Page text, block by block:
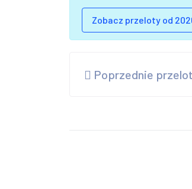
Zobacz przeloty od
Poprzednie